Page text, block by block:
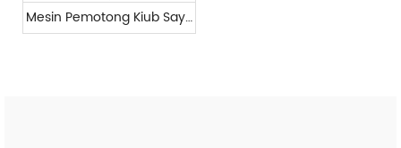
Mesin Pemotong Kiub Sayur